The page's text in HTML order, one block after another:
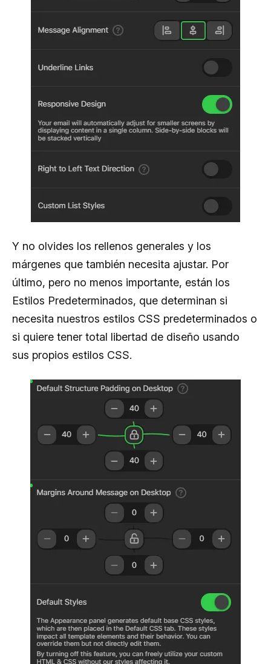
Y no olvides los rellenos generales y los
márgenes que también necesita ajustar. Por
último, pero no menos importante, están los
Estilos Predeterminados, que determinan si
necesita nuestros estilos CSS predeterminados o
si quiere tener total libertad de diseño usando
sus propios estilos CSS.